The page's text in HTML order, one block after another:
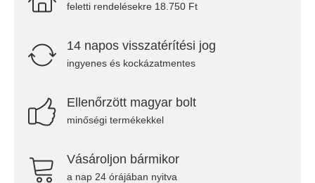
feletti rendelésekre 18.750 Ft
14 napos visszatérítési jog
ingyenes és kockázatmentes
Ellenőrzött magyar bolt
minőségi termékekkel
Vásároljon bármikor
a nap 24 órájában nyitva